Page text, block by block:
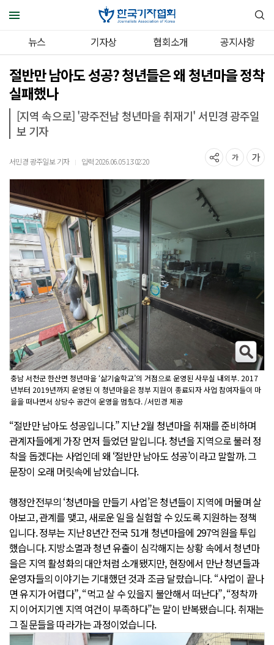
뉴스 기자상 협회소개 공지사항
절반만 남아도 성공? 청년들은 왜 청년마을 정착
실패했나
[지역 속으로] '광주전남 청년마을 취재기' 서민경 광주일
보 기자
서민경 광주일보 기자 ｜ 입력 2026.06.05 13:02:20
충남 서천군 한산면 청년마을 ‘삶기술학교’의 거점으로 운영된 사무실 내외부. 2017
년부터 2019년까지 운영된 이 청년마을은 정부 지원이 종료되자 사업 참여자들이 마
을을 떠나면서 상당수 공간이 운영을 멈췄다. /서민경 제공
“절반만 남아도 성공입니다.” 지난 2월 청년마을 취재를 준비하며
관계자들에게 가장 먼저 들었던 말입니다. 청년을 지역으로 불러 정
착을 돕겠다는 사업인데 왜 ‘절반만 남아도 성공’이라고 말할까. 그
문장이 오래 머릿속에 남았습니다.
행정안전부의 ‘청년마을 만들기 사업’은 청년들이 지역에 머물며 살
아보고, 관계를 맺고, 새로운 일을 실험할 수 있도록 지원하는 정책
입니다. 정부는 지난 8년간 전국 51개 청년마을에 297억원을 투입
했습니다. 지방소멸과 청년 유출이 심각해지는 상황 속에서 청년마
을은 지역 활성화의 대안처럼 소개됐지만, 현장에서 만난 청년들과
운영자들의 이야기는 기대했던 것과 조금 달랐습니다. “사업이 끝나
면 유지가 어렵다”, “먹고 살 수 있을지 불안해서 떠난다”, “정착까
지 이어지기엔 지역 여건이 부족하다”는 말이 반복됐습니다. 취재는
그 질문들을 따라가는 과정이었습니다.